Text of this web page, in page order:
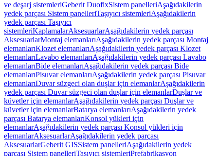
ve deşarj sistemleriGeberit DuofixSistem panelleriAşağıdakilerin
yedek parçası Sistem panelleriTaşıyıcı sistemleriAşağıdakilerin
yedek parçası Taşıyıcı
sistemleriKaplamalarAksesuarlarAşağıdakilerin yedek parçası
AksesuarlarMontaj elemanlarıAşağıdakilerin yedek parçası Montaj
elemanlarıKlozet elemanlarıAşağıdakilerin yedek parçası Klozet
elemanlarıLavabo elemanlarıAşağıdakilerin yedek parçası Lavabo
elemanlarıBide elemanlarıAşağıdakilerin yedek parçası Bide
elemanlarıPisuvar elemanlarıAşağıdakilerin yedek parçası Pisuvar
elemanlarıDuvar süzgeci olan duşlar için elemanlarAşağıdakilerin
yedek parçası Duvar süzgeci olan duşlar için elemanlarDuşlar ve
küvetler için elemanlarAşağıdakilerin yedek parçası Duşlar ve
küvetler için elemanlarBatarya elemanlarıAşağıdakilerin yedek
parçası Batarya elemanlarıKonsol yükleri için
elemanlarAşağıdakilerin yedek parçası Konsol yükleri için
elemanlarAksesuarlarAşağıdakilerin yedek parçası
AksesuarlarGeberit GISSistem panelleriAşağıdakilerin yedek
parçası Sistem panelleriTaşıyıcı sistemleriPrefabrikasyon